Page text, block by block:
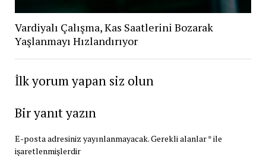
Vardiyalı Çalışma, Kas Saatlerini Bozarak
Yaşlanmayı Hızlandırıyor
İlk yorum yapan siz olun
Bir yanıt yazın
E-posta adresiniz yayınlanmayacak.Gerekli alanlar*ile
işaretlenmişlerdir